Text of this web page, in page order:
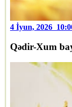
4 İyun, 2026
Qədir-Xum